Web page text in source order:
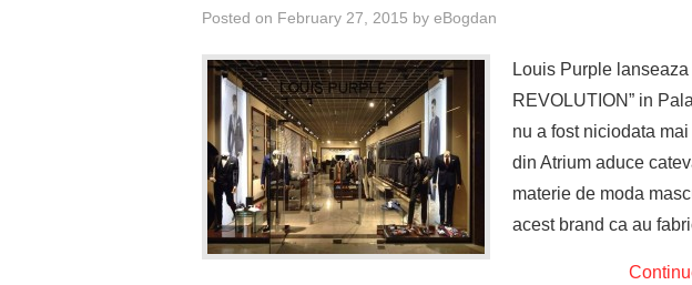
Posted on February 27, 2015 by eBogdan
Louis Purple
REVOLUTION” in
nu a fost niciodata
din Atrium aduce
materie de moda
acest brand ca au